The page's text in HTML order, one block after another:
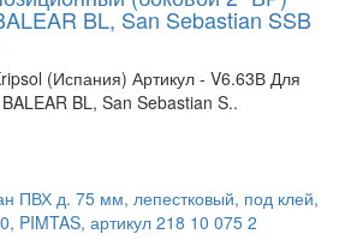
BL, San Sebastian SSB
(Испания) Артикул - V6.63В Для
BL, San Sebastian S..